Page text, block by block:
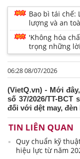
Bao bì tái chế:
lượng và an
'Không hóa
trọng những
06:28 08/07/2026
(VietQ.vn) - Mới
số 37/2026/TT-
đối với dệt may,
TIN LIÊN QUAN
Quy chuẩn kỹ
hiệu lực từ năm